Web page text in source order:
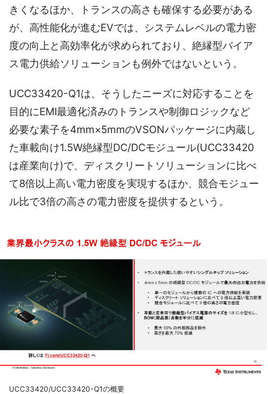
きくなるほか、トランスの高さも確保する必要がある
が、高性能化が進むEVでは、システムレベルの電力密
度の向上と高効率化が求められており、絶縁型バイア
ス電力供給ソリューションも例外ではないという。
UCC33420-Q1は、そうしたニーズに対応することを
目的にEMI最適化済みのトランスや制御ロジックなど
必要な素子を4mm×5mmのVSONパッケージに内蔵し
た車載向け1.5W絶縁型DC/DCモジュール(UCC33420
は産業向け)で、ディスクリートソリューションに比べ
て8倍以上高い電力密度を実現するほか、競合モジュー
ル比で3倍の高さの電力密度を提供するという。
UCC33420/UCC33420-Q1の概要